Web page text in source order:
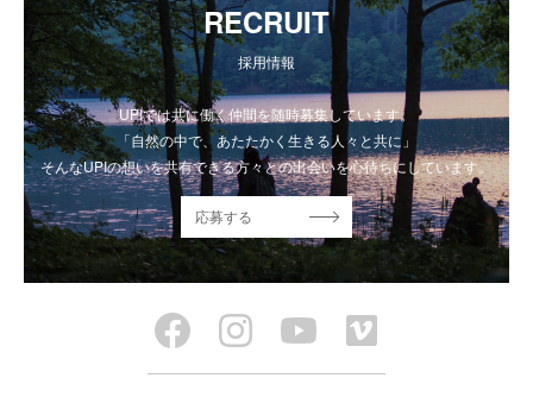
RECRUIT
採用情報
UPIでは共に働く仲間を随時募集しています。
「自然の中で、あたたかく生きる人々と共に」
そんなUPIの想いを共有できる方々との出会いを心待ちにしています。
応募する